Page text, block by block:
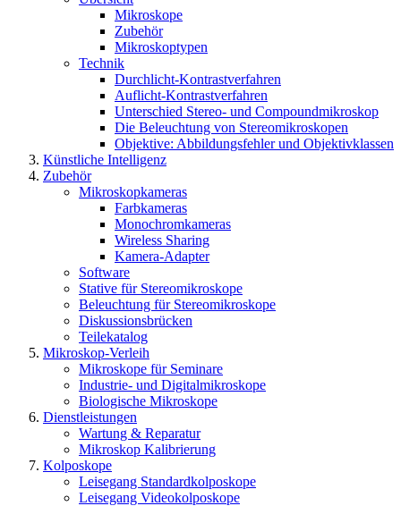
Mikroskope
Zubehör
Mikroskoptypen
Technik
Durchlicht-Kontrastverfahren
Auflicht-Kontrastverfahren
Unterschied Stereo- und Compoundmikroskop
Die Beleuchtung von Stereomikroskopen
Objektive: Abbildungsfehler und Objektivklassen
Künstliche Intelligenz
Zubehör
Mikroskopkameras
Farbkameras
Monochromkameras
Wireless Sharing
Kamera-Adapter
Software
Stative für Stereomikroskope
Beleuchtung für Stereomikroskope
Diskussionsbrücken
Teilekatalog
Mikroskop-Verleih
Mikroskope für Seminare
Industrie- und Digitalmikroskope
Biologische Mikroskope
Dienstleistungen
Wartung & Reparatur
Mikroskop Kalibrierung
Kolposkope
Leisegang Standardkolposkope
Leisegang Videokolposkope